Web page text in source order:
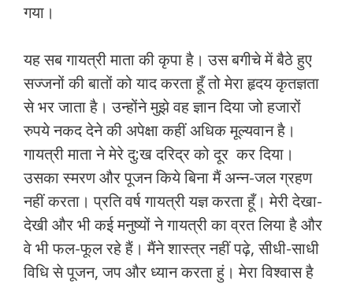
गया।
यह सब गायत्री माता की कृपा है। उस बगीचे में बैठे हुए
सज्जनों की बातों को याद करता हूँ तो मेरा हृदय कृतज्ञता
से भर जाता है। उन्होंने मुझे वह ज्ञान दिया जो हजारों
रुपये नकद देने की अपेक्षा कहीं अधिक मूल्यवान है।
गायत्री माता ने मेरे दु:ख दरिद्र को दूर कर दिया।
उसका स्मरण और पूजन किये बिना मैं अन्न-जल ग्रहण
नहीं करता। प्रति वर्ष गायत्री यज्ञ करता हूँ। मेरी देखा-
देखी और भी कई मनुष्यों ने गायत्री का व्रत लिया है और
वे भी फल-फूल रहे हैं। मैंने शास्त्र नहीं पढ़े, सीधी-साधी
विधि से पूजन, जप और ध्यान करता हुं। मेरा विश्वास है